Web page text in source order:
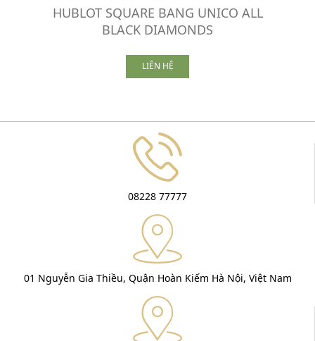
HUBLOT SQUARE BANG UNICO ALL
BLACK DIAMONDS
LIÊN HỆ
08228 77777
01 Nguyễn Gia Thiều, Quận Hoàn Kiếm Hà Nội, Việt Nam